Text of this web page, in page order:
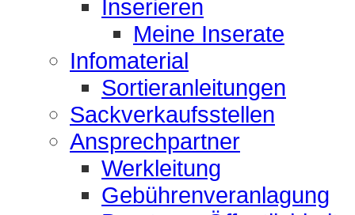
Inserieren
Meine Inserate
Infomaterial
Sortieranleitungen
Sackverkaufsstellen
Ansprechpartner
Werkleitung
Gebührenveranlagung